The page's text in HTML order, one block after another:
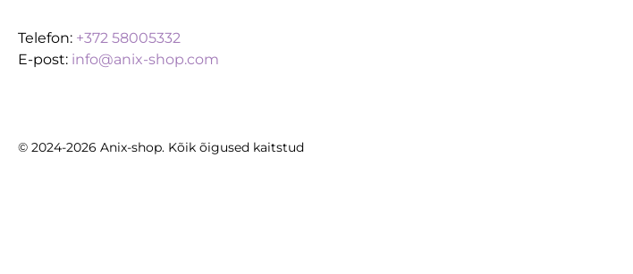
Telefon: +372 58005332
E-post: info@anix-shop.com
© 2024-2026 Anix-shop. Kõik õigused kaitstud